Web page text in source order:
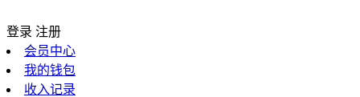
登录 注册
会员中心
我的钱包
收入记录